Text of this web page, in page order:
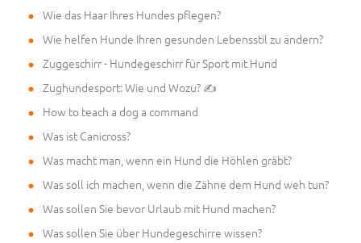
Wie das Haar Ihres Hundes pflegen?
Wie helfen Hunde Ihren gesunden Lebensstil zu ändern?
Zuggeschirr - Hundegeschirr für Sport mit Hund
Zughundesport: Wie und Wozu? ✍
How to teach a dog a command
Was ist Canicross?
Was macht man, wenn ein Hund die Höhlen gräbt?
Was soll ich machen, wenn die Zähne dem Hund weh tun?
Was sollen Sie bevor Urlaub mit Hund machen?
Was sollen Sie über Hundegeschirre wissen?